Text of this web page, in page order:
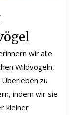
wir alle
Wildvögeln,
zu
indem wir sie
kleiner